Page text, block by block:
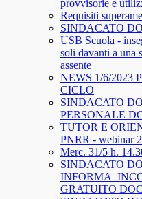
provvisorie e
Requisiti
SINDACATO
USB Scuola -
soli davanti a una
assente
NEWS 1/6/2023
CICLO
SINDACATO
PERSONALE
TUTOR E
PNRR - webinar
Merc. 31/5 h.
SINDACATO
GRATUITO